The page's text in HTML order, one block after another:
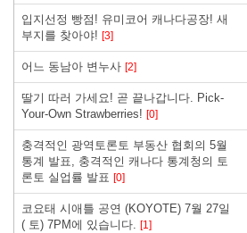
입지선정 빵점! 유미코어 캐나다공장! 새
부지를 찾아야! [3]
어느 동남아 변누사 [2]
딸기 따러 가세요! 곧 끝나갑니다. Pick-
Your-Own Strawberries! [0]
충격적인 광역토론토 부동산 협회의 5월
통계 발표, 충격적인 캐나다 통계청의 토
론토 실업률 발표 [0]
코요태 시애틀 공연 (KOYOTE) 7월 27일
( 토) 7PM에 있습니다. [1]